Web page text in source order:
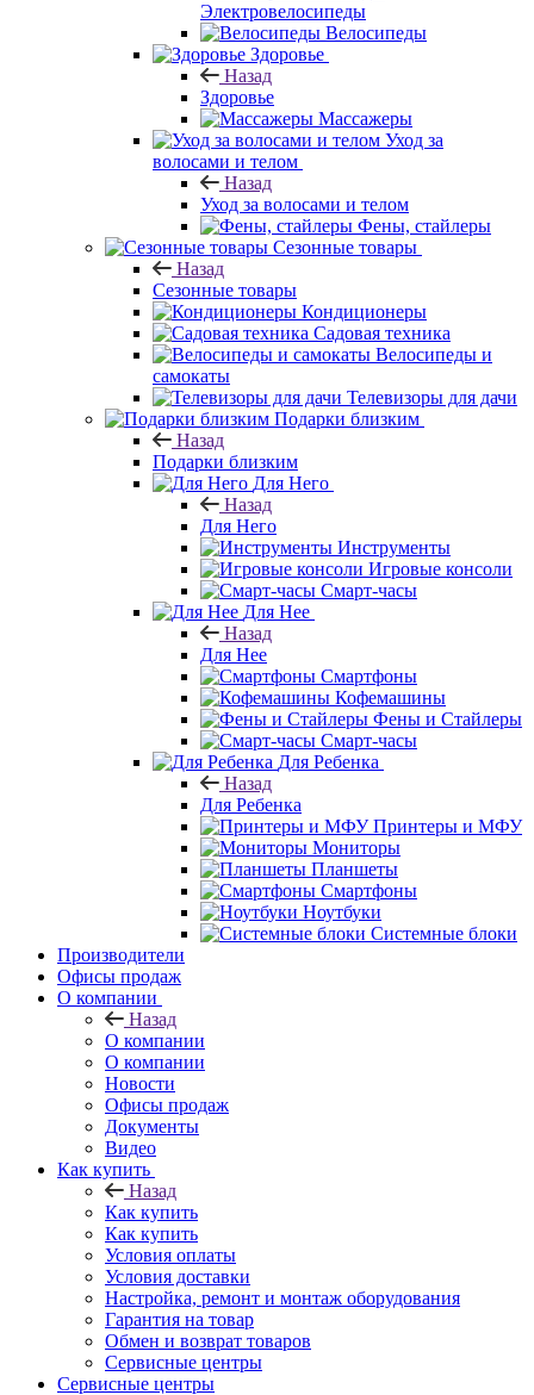
Электровелосипеды
Велосипеды
Здоровье
Назад
Здоровье
Массажеры
Уход за
волосами и телом
Назад
Уход за волосами и телом
Фены, стайлеры
Сезонные товары
Назад
Сезонные товары
Кондиционеры
Садовая техника
Велосипеды и
самокаты
Телевизоры для дачи
Подарки близким
Назад
Подарки близким
Для Него
Назад
Для Него
Инструменты
Игровые консоли
Смарт-часы
Для Нее
Назад
Для Нее
Смартфоны
Кофемашины
Фены и Стайлеры
Смарт-часы
Для Ребенка
Назад
Для Ребенка
Принтеры и МФУ
Мониторы
Планшеты
Смартфоны
Ноутбуки
Системные блоки
Производители
Офисы продаж
О компании
Назад
О компании
О компании
Новости
Офисы продаж
Документы
Видео
Как купить
Назад
Как купить
Как купить
Условия оплаты
Условия доставки
Настройка, ремонт и монтаж оборудования
Гарантия на товар
Обмен и возврат товаров
Сервисные центры
Сервисные центры